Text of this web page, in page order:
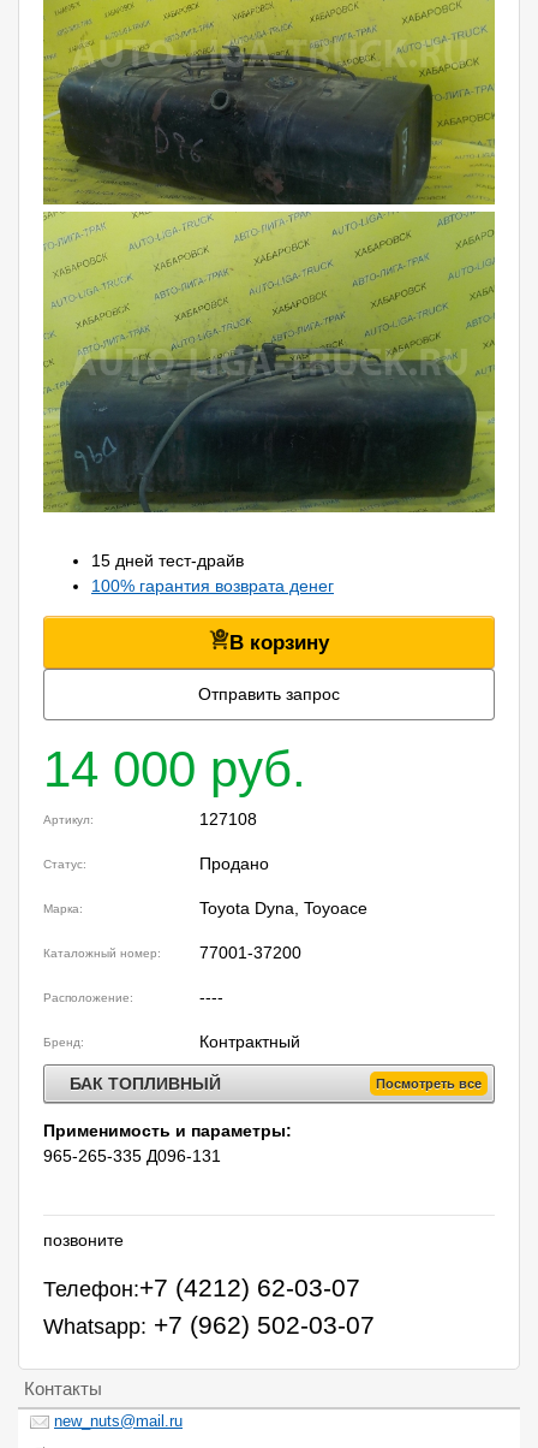
15 дней тест-драйв
100% гарантия возврата денег
В корзину
Отправить запрос
14 000 руб.
Артикул: 127108
Статус: Продано
Марка: Toyota Dyna, Toyoace
Каталожный номер: 77001-37200
Расположение: ----
Бренд: Контрактный
БАК ТОПЛИВНЫЙ Посмотреть все
Применимость и параметры:
965-265-335 Д096-131
позвоните
Телефон:+7 (4212) 62-03-07
Whatsapp: +7 (962) 502-03-07
Контакты
new_nuts@mail.ru